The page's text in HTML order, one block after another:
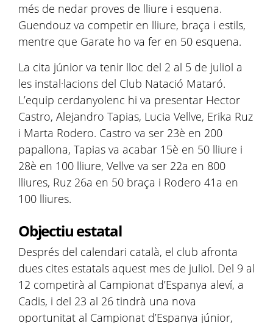
més de nedar proves de lliure i esquena.
Guendouz va competir en lliure, braça i estils,
mentre que Garate ho va fer en 50 esquena.
La cita júnior va tenir lloc del 2 al 5 de juliol a
les instal·lacions del Club Natació Mataró.
L’equip cerdanyolenc hi va presentar Hector
Castro, Alejandro Tapias, Lucia Vellve, Erika Ruz
i Marta Rodero. Castro va ser 23è en 200
papallona, Tapias va acabar 15è en 50 lliure i
28è en 100 lliure, Vellve va ser 22a en 800
lliures, Ruz 26a en 50 braça i Rodero 41a en
100 lliures.
Objectiu estatal
Després del calendari català, el club afronta
dues cites estatals aquest mes de juliol. Del 9 al
12 competirà al Campionat d’Espanya aleví, a
Cadis, i del 23 al 26 tindrà una nova
oportunitat al Campionat d’Espanya júnior,